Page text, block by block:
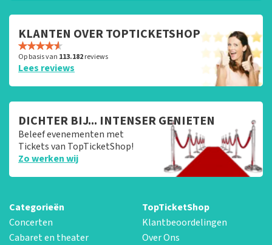
KLANTEN OVER TOPTICKETSHOP
Op basis van 113.182reviews
Lees reviews
DICHTER BIJ... INTENSER GENIETEN
Beleef evenementen met
Tickets van TopTicketShop!
Zo werken wij
Categorieën
Concerten
Cabaret en theater
TopTicketShop
Klantbeoordelingen
Over Ons